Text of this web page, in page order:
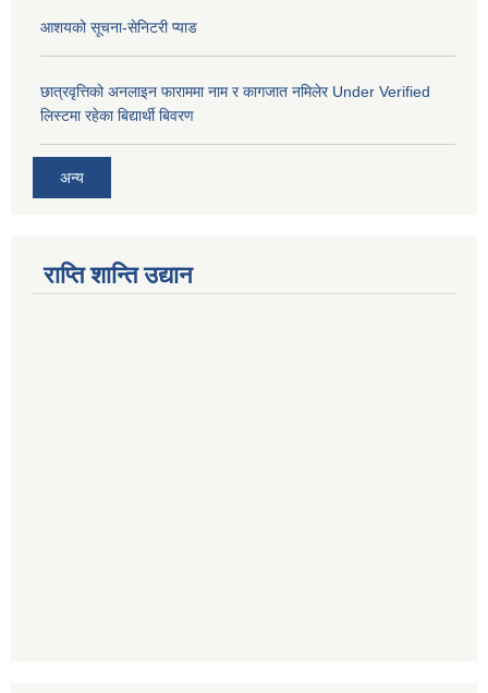
आशयको सूचना-सेनिटरी प्याड
छात्रवृत्तिको अनलाइन फाराममा नाम र कागजात नमिलेर Under Verified
लिस्टमा रहेका बिद्यार्थी बिवरण
अन्य
राप्ति शान्ति उद्यान